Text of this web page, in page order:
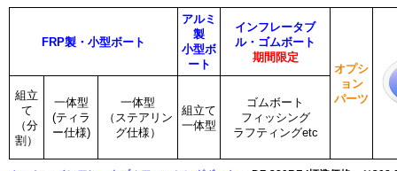
FRP製・小型ボート
アルミ
製
小型ボ
ート
インフレータブ
ル・ゴムボート
期間限定
オプシ
ョン
パーツ
組立
て
（分
割）
一体型
(ティラ
ー仕様)
一体型
（ステアリン
グ仕様）
組立て
一体型
ゴムボート
フィッシング
ラフティングetc